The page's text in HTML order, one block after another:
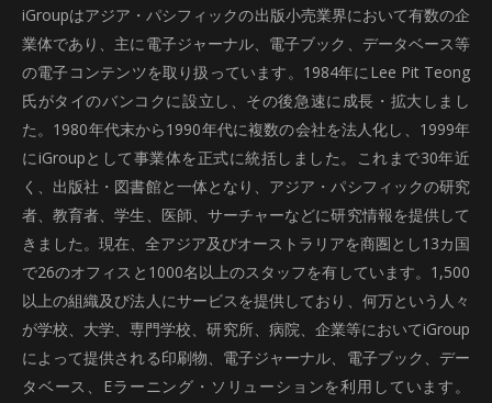
iGroupはアジア・パシフィックの出版小売業界において有数の企
業体であり、主に電子ジャーナル、電子ブック、データベース等
の電子コンテンツを取り扱っています。1984年にLee Pit Teong
氏がタイのバンコクに設立し、その後急速に成長・拡大しまし
た。1980年代末から1990年代に複数の会社を法人化し、1999年
にiGroupとして事業体を正式に統括しました。これまで30年近
く、出版社・図書館と一体となり、アジア・パシフィックの研究
者、教育者、学生、医師、サーチャーなどに研究情報を提供して
きました。現在、全アジア及びオーストラリアを商圏とし13カ国
で26のオフィスと1000名以上のスタッフを有しています。1,500
以上の組織及び法人にサービスを提供しており、何万という人々
が学校、大学、専門学校、研究所、病院、企業等においてiGroup
によって提供される印刷物、電子ジャーナル、電子ブック、デー
タベース、Eラーニング・ソリューションを利用しています。